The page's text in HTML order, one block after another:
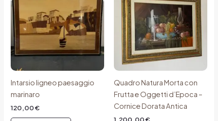
Intarsio ligneo paesaggio
marinaro
120,00€
Quadro Natura Morta con
Frutta e Oggetti d’Epoca –
Cornice Dorata Antica